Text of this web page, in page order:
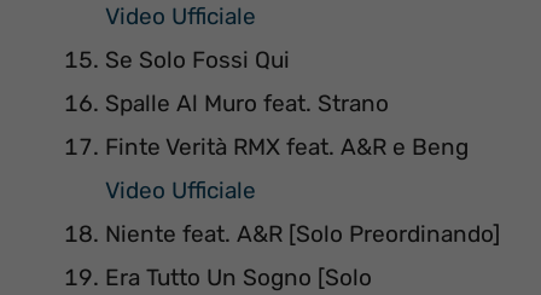
Video Ufficiale
Se Solo Fossi Qui
Spalle Al Muro feat. Strano
Finte Verità RMX feat. A&R e Beng
Video Ufficiale
Niente feat. A&R [Solo Preordinando]
Era Tutto Un Sogno [Solo